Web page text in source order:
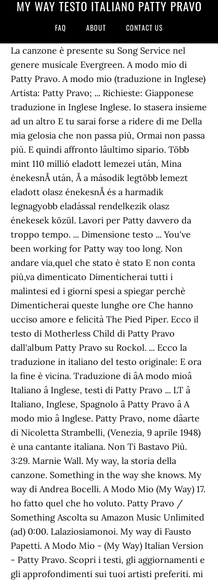
MY WAY TESTO ITALIANO PATTY PRAVO
FAQ ABOUT CONTACT US
La canzone è presente su Song Service nel
genere musicale Evergreen. A modo mio di
Patty Pravo. A modo mio (traduzione in Inglese)
Artista: Patty Pravo; ... Richieste: Giapponese
traduzione in Inglese Inglese. Io stasera insieme
ad un altro E tu sarai forse a ridere di me Della
mia gelosia che non passa più, Ormai non passa
più. E quindi affronto lâultimo sipario. Több
mint 110 millió eladott lemezei után, Mina
énekesnÅ után, Å a második legtöbb lemezt
eladott olasz énekesnÅ és a harmadik
legnagyobb eladással rendelkezik olasz
énekesek közül. Lavori per Patty davvero da
troppo tempo. ... Dimensione testo ... You've
been working for Patty way too long. Non
andare via,quel che stato è stato E non conta
più,va dimenticato Dimenticherai tutti i
malintesi ed i giorni spesi a spiegar perchè
Dimenticherai queste lunghe ore Che hanno
ucciso amore e felicità The Pied Piper. Ecco il
testo di Motherless Child di Patty Pravo
dall'album Patty Pravo su Rockol. ... Ecco la
traduzione in italiano del testo originale: E ora
la fine è vicina. Traduzione di âA modo mioâ
Italiano â Inglese, testi di Patty Pravo ... LT â
Italiano, Inglese, Spagnolo â Patty Pravo â A
modo mio â Inglese. Patty Pravo, nome dâarte
di Nicoletta Strambelli, (Venezia, 9 aprile 1948)
è una cantante italiana. Non Ti Bastavo Più.
3:29. Marnie Wall. My way, la storia della
canzone. Something in the way she knows. My
way di Andrea Bocelli. A Modo Mio (My Way) 17.
ho fatto quel che ho voluto. Patty Pravo /
Something Ascolta su Amazon Music Unlimited
(ad) 0:00. Lalaziosiamonoi. My way di Fausto
Papetti. A Modo Mio - (My Way) Italian Version
- Patty Pravo. Scopri i testi, gli aggiornamenti e
gli approfondimenti sui tuoi artisti preferiti. mi